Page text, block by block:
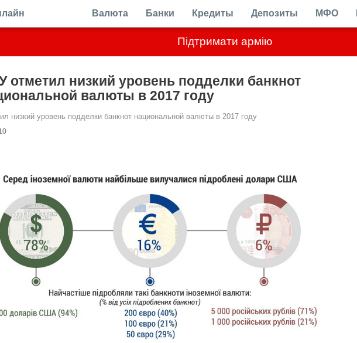
Підтримати армію
Валюта Банки Кредиты Депозиты МФО
отметил низкий уровень подделки банкнот
валюты в 2017 году
низкий уровень подделки банкнот национальной валюты в 2017 году